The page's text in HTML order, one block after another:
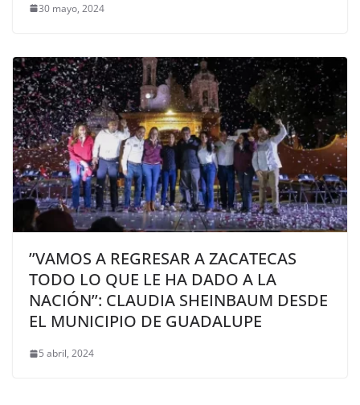
30 mayo, 2024
’’VAMOS A REGRESAR A ZACATECAS
TODO LO QUE LE HA DADO A LA
NACIÓN’’: CLAUDIA SHEINBAUM DESDE
EL MUNICIPIO DE GUADALUPE
5 abril, 2024